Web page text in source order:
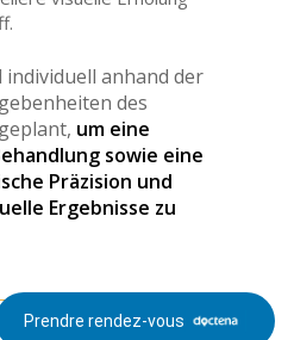
individuell anhand der
des
um eine
sowie eine
Präzision und
Ergebnisse zu
Prendre rendez-vous